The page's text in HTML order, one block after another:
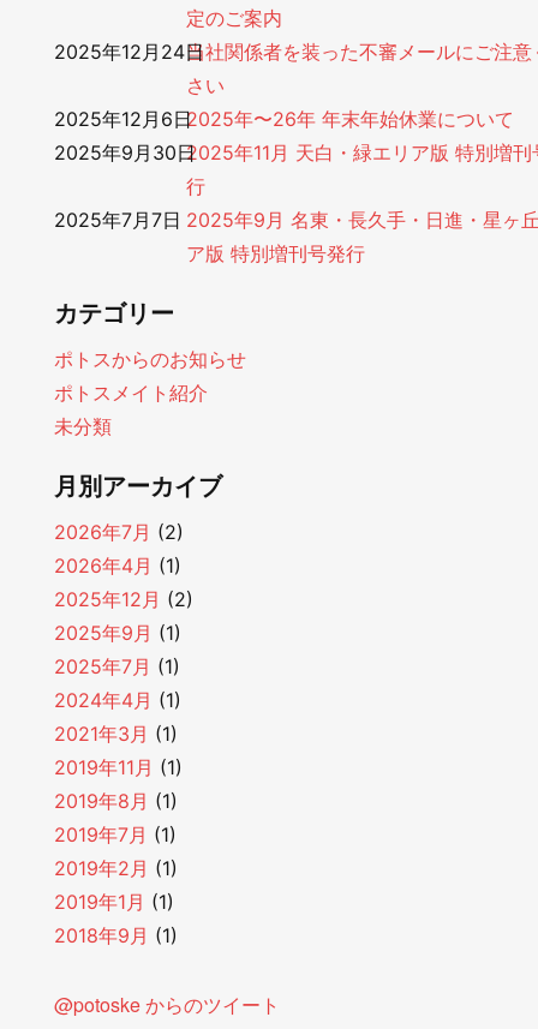
定のご案内
当社関係者を装った不審メールにご注意
さい
2025年12月24日
2025年〜26年 年末年始休業について
2025年12月6日
2025年11月 天白・緑エリア版 特別増刊
行
2025年9月30日
2025年9月 名東・長久手・日進・星ヶ
ア版 特別増刊号発行
2025年7月7日
カテゴリー
ポトスからのお知らせ
ポトスメイト紹介
未分類
月別アーカイブ
2026年7月 (2)
2026年4月 (1)
2025年12月 (2)
2025年9月 (1)
2025年7月 (1)
2024年4月 (1)
2021年3月 (1)
2019年11月 (1)
2019年8月 (1)
2019年7月 (1)
2019年2月 (1)
2019年1月 (1)
2018年9月 (1)
@potoske からのツイート